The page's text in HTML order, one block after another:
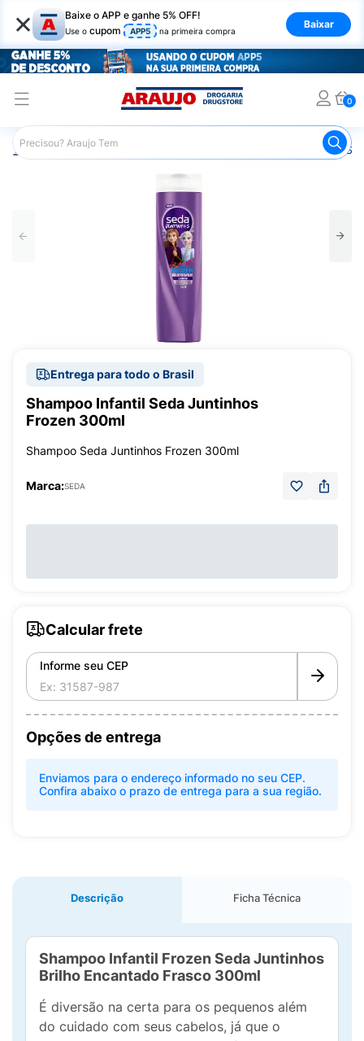
× Baixe o APP e ganhe 5% OFF!
Use o cupom APP5 na primeira compra
Baixar
0
Araujo Infantil Shampoo Infantil
Entrega para todo o Brasil
Shampoo Infantil Seda Juntinhos
Frozen 300ml
Shampoo Seda Juntinhos Frozen 300ml
Marca:SEDA
Calcular frete
Informe seu CEP
Opções de entrega
Enviamos para o endereço informado no seu CEP.
Confira abaixo o prazo de entrega para a sua região.
Descrição Ficha Técnica
Shampoo Infantil Frozen Seda Juntinhos
Brilho Encantado Frasco 300ml
É diversão na certa para os pequenos além
do cuidado com seus cabelos, já que o